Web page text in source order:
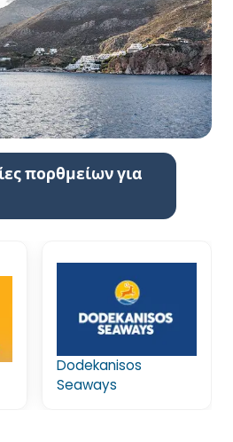
πορθμείων για
Dodekanisos
Seaways